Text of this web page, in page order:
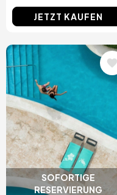
JETZT KAUFEN
SOFORTIGE
RESERVIERUNG
Bild